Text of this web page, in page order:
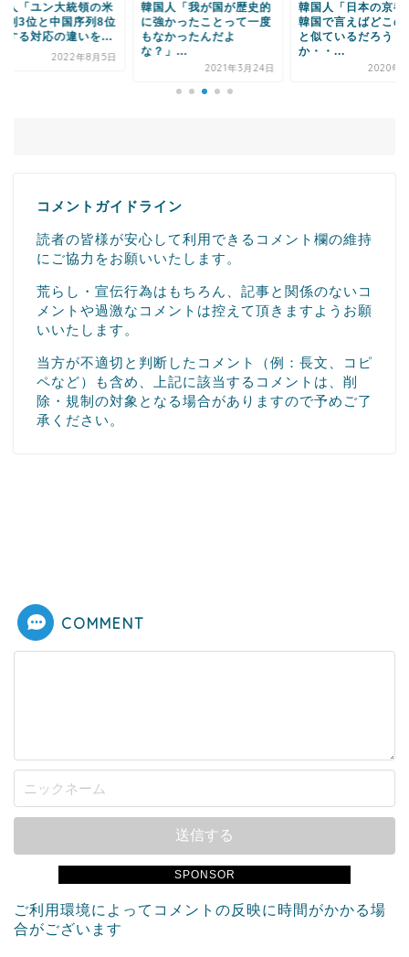
SPONSOR
人「ユン大統領の米
列3位と中国序列8位
する対応の違いを...
2022年8月5日
韓国人「我が国が歴史的
に強かったことって一度
もなかったんだよ
な？」...
2021年3月24日
韓国人「日本の京都
韓国で言えばどこの
と似ているだろう
か・・...
2020年9
コメントガイドライン
読者の皆様が安心して利用できるコメント欄の維持
にご協力をお願いいたします。
荒らし・宣伝行為はもちろん、記事と関係のないコ
メントや過激なコメントは控えて頂きますようお願
いいたします。
当方が不適切と判断したコメント（例：長文、コピ
ペなど）も含め、上記に該当するコメントは、削
除・規制の対象となる場合がありますので予めご了
承ください。
COMMENT
ご利用環境によってコメントの反映に時間がかかる場
合がございます